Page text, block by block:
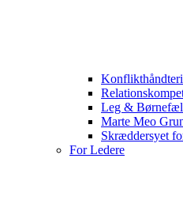
Leg &
Marte Meo
Skræddersyet
For Ledere